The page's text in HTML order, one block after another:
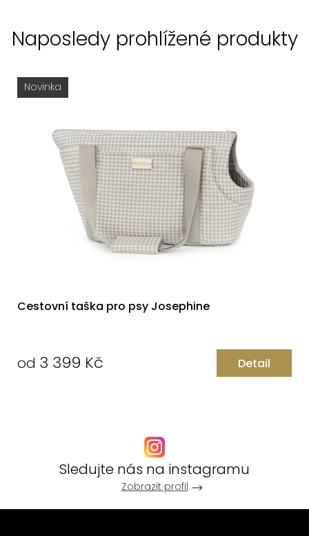
Naposledy prohlížené produkty
Novinka
Cestovní taška pro psy Josephine
od 3 399 Kč Detail
Sledujte nás na instagramu
Zobrazit profil